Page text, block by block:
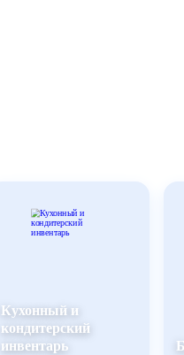
Кухонный и
кондитерский
инвентарь